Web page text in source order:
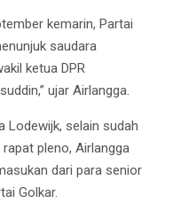
kemarin, Partai
saudara
ketua DPR
ujar Airlangga.
Lodewijk, selain sudah
pleno, Airlangga
dari para senior
Golkar.